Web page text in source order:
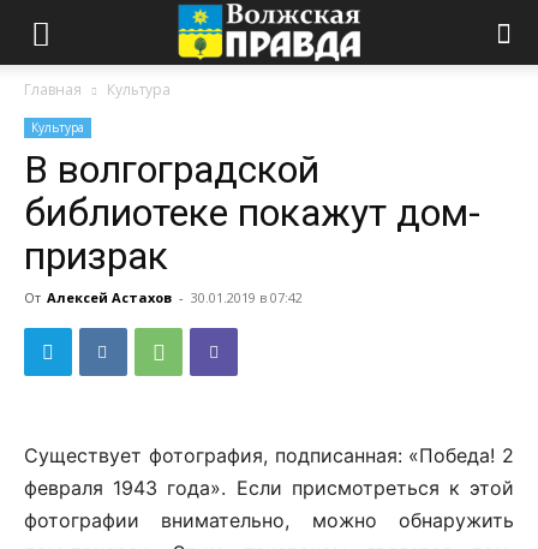
Главная Культура
Культура
В волгоградской
библиотеке покажут дом-
призрак
От Алексей Астахов - 30.01.2019 в 07:42
Существует фотография, подписанная: «Победа! 2
февраля 1943 года». Если присмотреться к этой
фотографии внимательно, можно обнаружить